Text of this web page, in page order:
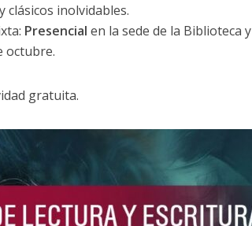
clásicos inolvidables.
Presencial en la sede de la Biblioteca y
octubre.
gratuita.